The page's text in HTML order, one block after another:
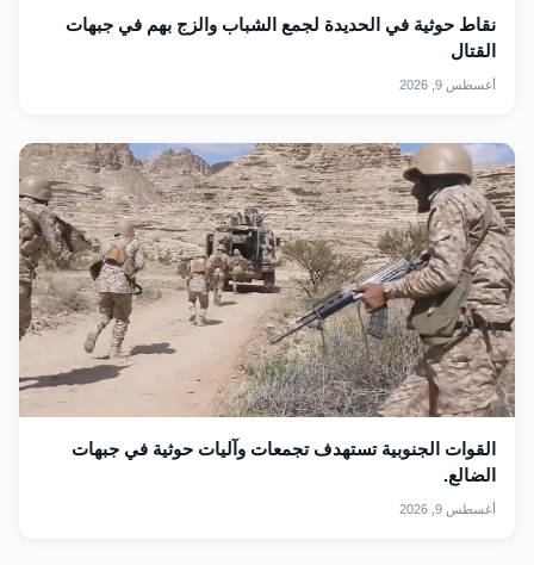
نقاط حوثية في الحديدة لجمع الشباب والزج بهم في جبهات
القتال
أغسطس 9, 2026
القوات الجنوبية تستهدف تجمعات وآليات حوثية في جبهات
الضالع.
أغسطس 9, 2026